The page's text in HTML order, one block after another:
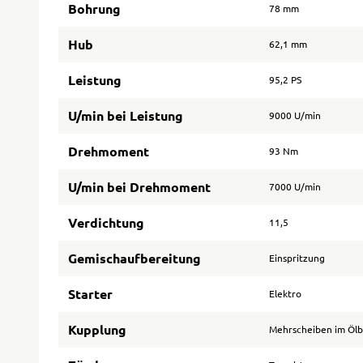
Bohrung 78 mm
Hub 62,1 mm
Leistung 95,2 PS
U/min bei Leistung 9000 U/min
Drehmoment 93 Nm
U/min bei Drehmoment 7000 U/min
Verdichtung 11,5
Gemischaufbereitung Einspritzung
Starter Elektro
Kupplung Mehrscheiben im